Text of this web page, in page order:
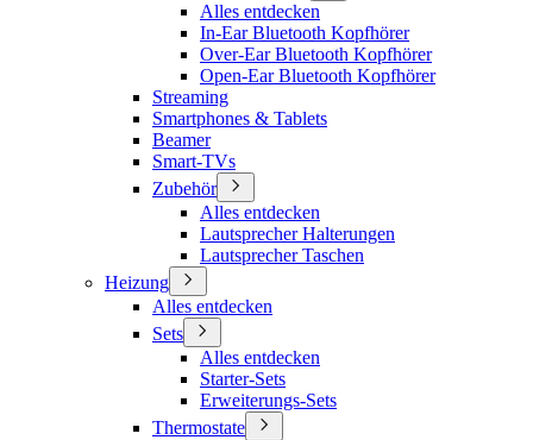
Alles entdecken
In-Ear Bluetooth Kopfhörer
Over-Ear Bluetooth Kopfhörer
Open-Ear Bluetooth Kopfhörer
Streaming
Smartphones & Tablets
Beamer
Smart-TVs
Zubehör
Alles entdecken
Lautsprecher Halterungen
Lautsprecher Taschen
Heizung
Alles entdecken
Sets
Alles entdecken
Starter-Sets
Erweiterungs-Sets
Thermostate